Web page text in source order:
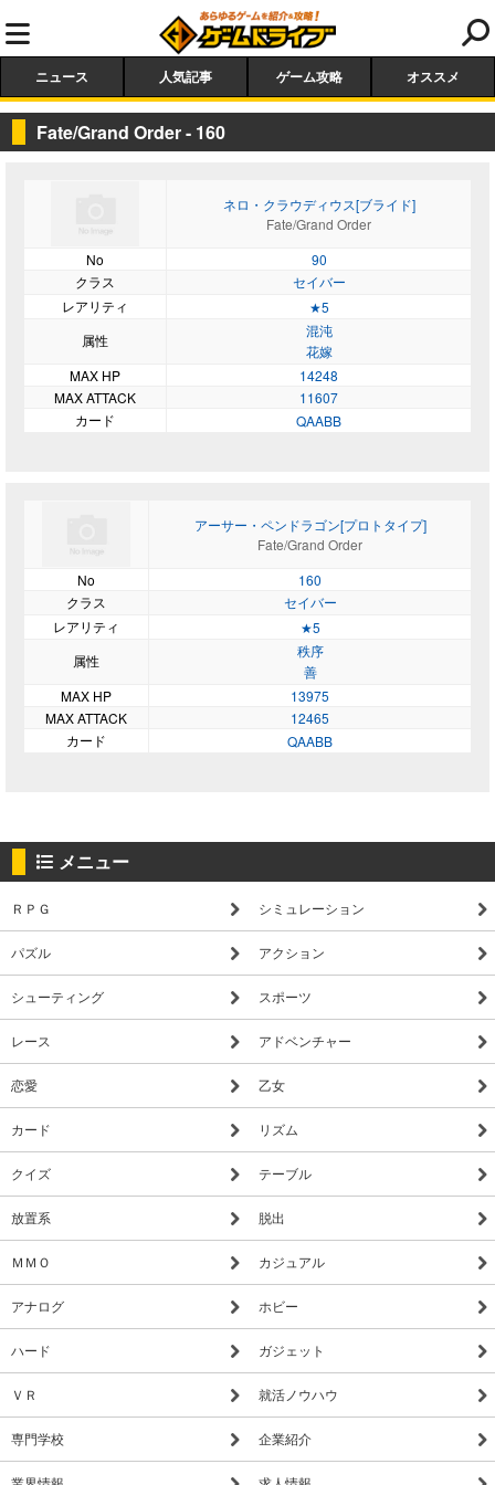
ニュース 人気記事 ゲーム攻略 オススメ
Fate/Grand Order - 160
ネロ・クラウディウス[ブライド]
Fate/Grand Order
No
90
クラス
セイバー
レアリティ
★5
属性
混沌
花嫁
MAX HP
14248
MAX ATTACK
11607
カード
QAABB
アーサー・ペンドラゴン[プロトタイプ]
Fate/Grand Order
No
160
クラス
セイバー
レアリティ
★5
属性
秩序
善
MAX HP
13975
MAX ATTACK
12465
カード
QAABB
メニュー
ＲＰＧ シミュレーション
パズル アクション
シューティング スポーツ
レース アドベンチャー
恋愛 乙女
カード リズム
クイズ テーブル
放置系 脱出
ＭＭＯ カジュアル
アナログ ホビー
ハード ガジェット
ＶＲ 就活ノウハウ
専門学校 企業紹介